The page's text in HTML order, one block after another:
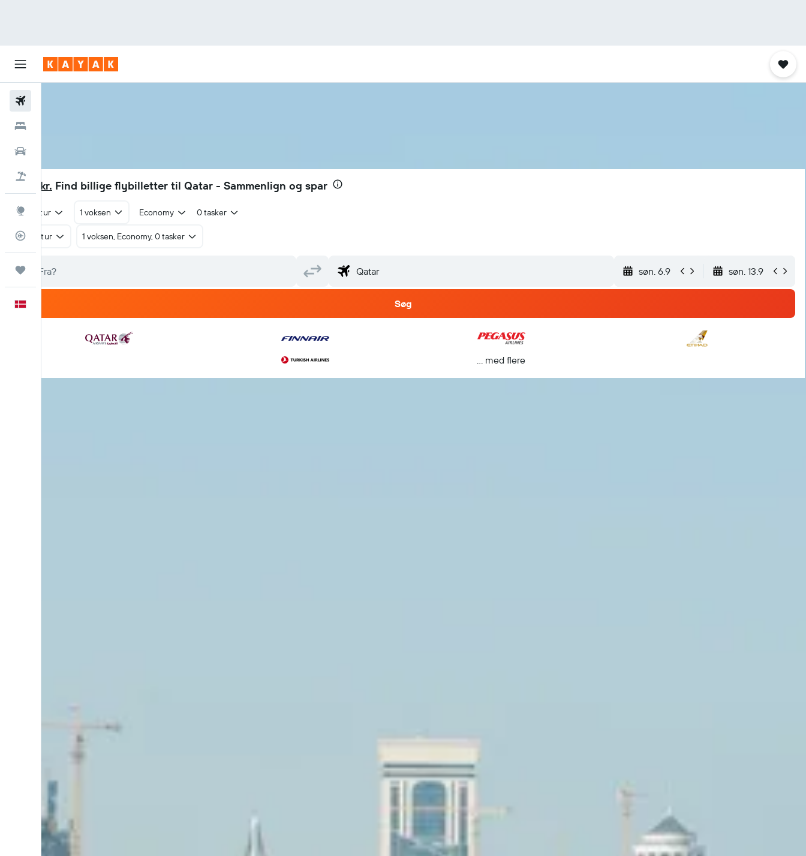
Explore
Flytracker
Trips
1.583 kr. Find billige flybilletter til Qatar - Sammenlign og spar
Tur/retur 1 voksen Economy 0 tasker
Tur/retur 1 voksen, Economy, 0 tasker
søn. 6.9 søn. 13.9
Søg
... med flere